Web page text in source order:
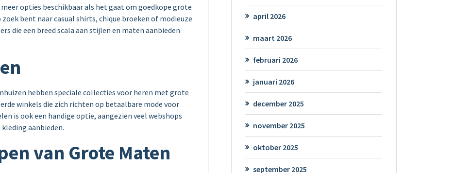
opties beschikbaar als het gaat om goedkope grote
bent naar casual shirts, chique broeken of modieuze
die een breed scala aan stijlen en maten aanbieden
hebben speciale collecties voor heren met grote
winkels die zich richten op betaalbare mode voor
is ook een handige optie, aangezien veel webshops
aanbieden.
van Grote Maten
april 2026
maart 2026
februari 2026
januari 2026
december 2025
november 2025
oktober 2025
september 2025